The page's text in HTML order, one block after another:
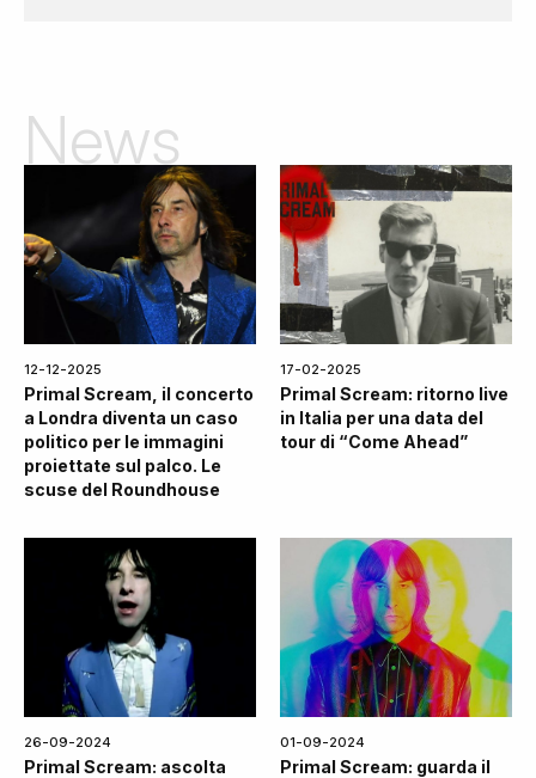
News
12-12-2025
Primal Scream, il concerto
a Londra diventa un caso
politico per le immagini
proiettate sul palco. Le
scuse del Roundhouse
17-02-2025
Primal Scream: ritorno live
in Italia per una data del
tour di “Come Ahead”
26-09-2024
Primal Scream: ascolta
01-09-2024
Primal Scream: guarda il